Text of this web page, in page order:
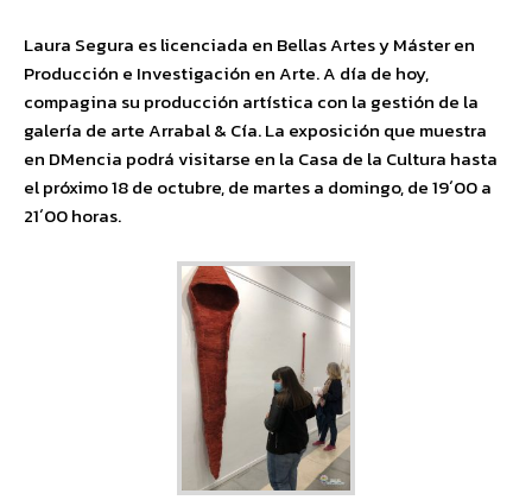
Laura Segura es licenciada en Bellas Artes y Máster en
Producción e Investigación en Arte. A día de hoy,
compagina su producción artística con la gestión de la
galería de arte Arrabal & Cía. La exposición que muestra
en DMencia podrá visitarse en la Casa de la Cultura hasta
el próximo 18 de octubre, de martes a domingo, de 19´00 a
21´00 horas.